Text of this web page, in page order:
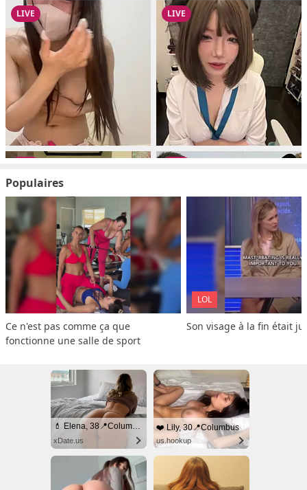
Populaires
Ce n'est pas comme ça que
fonctionne une salle de sport
LOL
Son visage à la fin était